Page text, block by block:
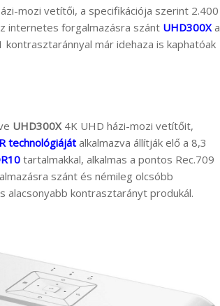
mozi vetítői, a specifikációja szerint 2.400
internetes forgalmazásra szánt UHD300Xa
már idehaza is kaphatóak
UHD300X4K UHD házi-mozi vetítőit,
technológiáját alkalmazva állítják elő a 8,3
tartalmakkal, alkalmas a pontos Rec.709
szánt és némileg olcsóbb
alacsonyabb kontrasztarányt produkál.